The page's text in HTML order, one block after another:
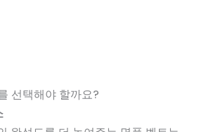
선택해야 할까요?